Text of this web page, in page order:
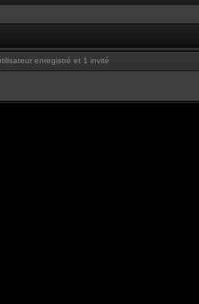
enregistré et 1 invité